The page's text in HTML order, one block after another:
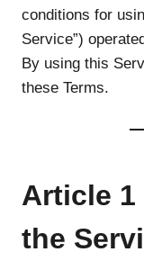
conditions for
Service”)
By using this
these Terms.
Article
the